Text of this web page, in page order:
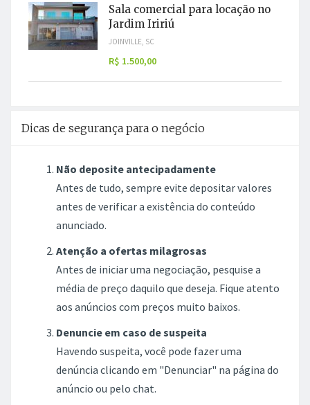
Sala comercial para locação no
Jardim Iririú
JOINVILLE, SC
R$ 1.500,00
Dicas de segurança para o negócio
Não deposite antecipadamente
Antes de tudo, sempre evite depositar valores
antes de verificar a existência do conteúdo
anunciado.
Atenção a ofertas milagrosas
Antes de iniciar uma negociação, pesquise a
média de preço daquilo que deseja. Fique atento
aos anúncios com preços muito baixos.
Denuncie em caso de suspeita
Havendo suspeita, você pode fazer uma
denúncia clicando em "Denunciar" na página do
anúncio ou pelo chat.